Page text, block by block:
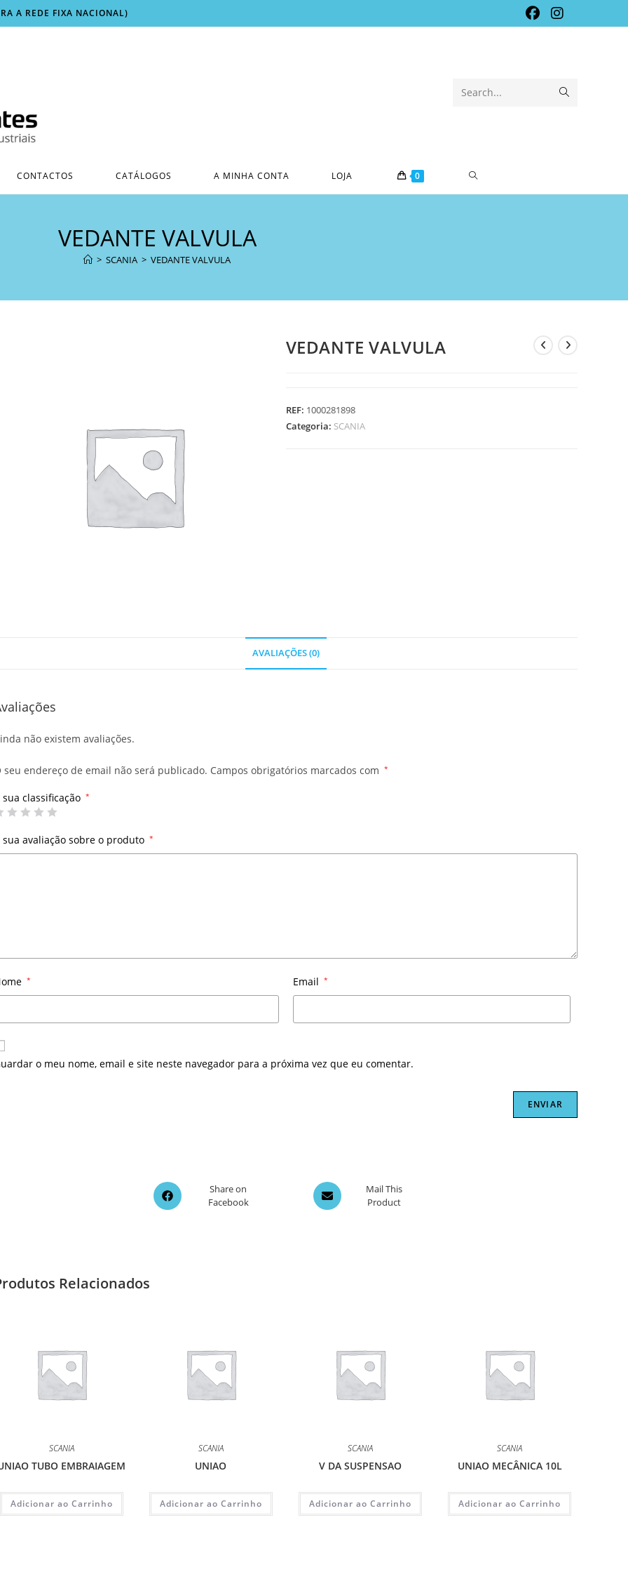
A REDE FIXA NACIONAL)
Search...
CONTACTOS CATÁLOGOS A MINHA CONTA LOJA 0 TOGGLE
VEDANTE VALVULA
> SCANIA > VEDANTE VALVULA
VEDANTE VALVULA
REF: 1000281898
Categoria: SCANIA
AVALIAÇÕES (0)
não existem avaliações.
seu endereço de email não será publicado. Campos obrigatórios marcados com *
sua classificação *
sua avaliação sobre o produto *
* Email *
o meu nome, email e site neste navegador para a próxima vez que eu comentar.
Opens
in
Share on
Facebook
Opens
in
Mail This
Product
Relacionados
SCANIA
TUBO EMBRAIAGEM
Adicionar ao Carrinho
SCANIA
UNIAO
Adicionar ao Carrinho
SCANIA
V DA SUSPENSAO
Adicionar ao Carrinho
SCANIA
UNIAO MECÂNICA 10L
Adicionar ao Carrinho